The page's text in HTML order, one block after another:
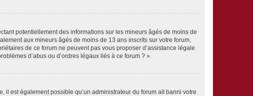
potentiellement des informations sur les mineurs âgés de moins de
aux mineurs âgés de moins de 13 ans inscrits sur votre forum,
de ce forum ne peuvent pas vous proposer d’assistance légale
d’abus ou d’ordres légaux liés à ce forum ? ».
il est également possible qu’un administrateur du forum ait banni votre